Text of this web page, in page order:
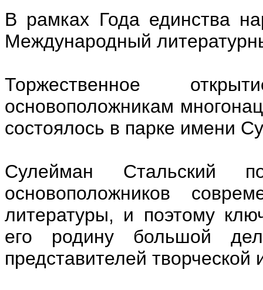
В рамках Года единства
Международный
Торжественное
основоположникам
состоялось в парке имени
Сулейман Стальский
основоположников
литературы, и поэтому
его родину большой
представителей